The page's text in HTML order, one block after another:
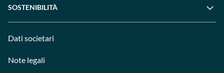
SOSTENIBILITÀ
Dati societari
Note legali